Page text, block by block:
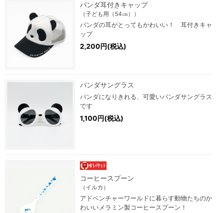
パンダ耳付きキャップ
（子ども用（54㎝））
パンダの耳がとってもかわいい！ 耳付きキャ
ップ
2,200円(税込)
パンダサングラス
パンダになりきれる、可愛いパンダサングラス
です
1,100円(税込)
コーヒースプーン
（イルカ）
アドベンチャーワールドに暮らす動物たちのか
わいいメラミン製コーヒースプーン！